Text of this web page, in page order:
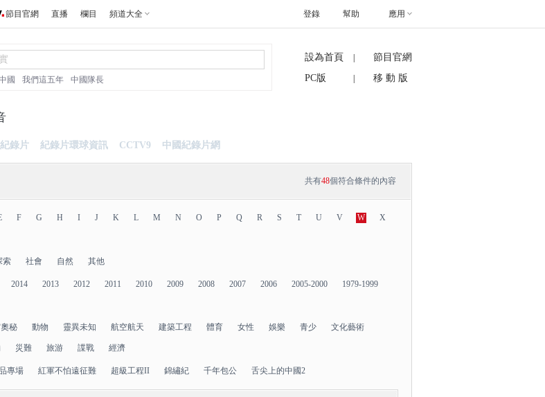
節目官網 直播 欄目 頻道大全 幫助 應用
登錄
國 我們這五年 中國隊長
設為首頁
節目官網
PC版
移 動 版
錄片 紀錄片環球資訊 CCTV9 中國紀錄片網
共有48個符合條件的內容
F G H I J K L M N O P Q R S T U V W X
索 社會 自然 其他
2014 2013 2012 2011 2010 2009 2008 2007 2006 2005-2000 1979-1999
秘 動物 靈異未知 航空航天 建築工程 體育 女性 娛樂 青少 文化藝術
災難 旅游 諜戰 經濟
專場 紅軍不怕遠征難 超級工程II 錦繡紀 千年包公 舌尖上的中國2